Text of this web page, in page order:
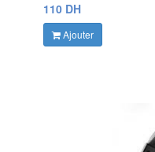
110 DH
Ajouter